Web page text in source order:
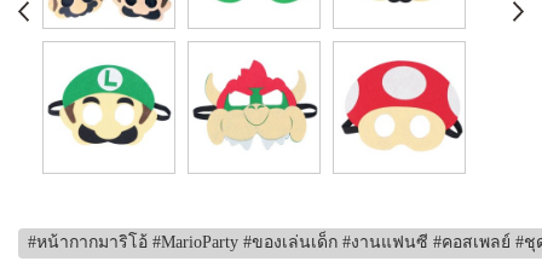
#หน้ากากมาริโอ้ #MarioParty #ของเล่นเด็ก #งานแฟนซี #คอสเพลย์